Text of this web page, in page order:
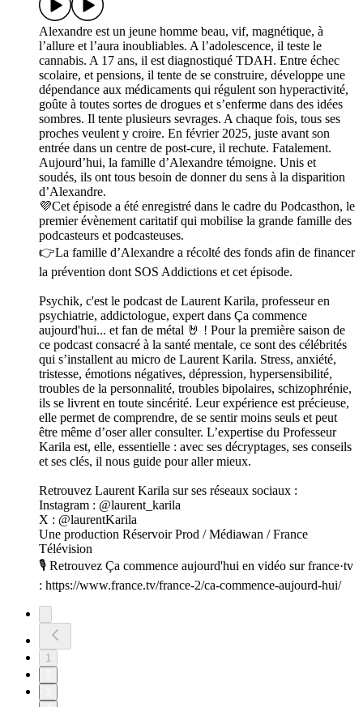
Alexandre est un jeune homme beau, vif, magnétique, à
l’allure et l’aura inoubliables. A l’adolescence, il teste le
cannabis. A 17 ans, il est diagnostiqué TDAH. Entre échec
scolaire, et pensions, il tente de se construire, développe une
dépendance aux médicaments qui régulent son hyperactivité,
goûte à toutes sortes de drogues et s’enferme dans des idées
sombres. Il tente plusieurs sevrages. A chaque fois, tous ses
proches veulent y croire. En février 2025, juste avant son
entrée dans un centre de post-cure, il rechute. Fatalement.
Aujourd’hui, la famille d’Alexandre témoigne. Unis et
soudés, ils ont tous besoin de donner du sens à la disparition
d’Alexandre.
💜Cet épisode a été enregistré dans le cadre du Podcasthon, le
premier évènement caritatif qui mobilise la grande famille des
podcasteurs et podcasteuses.
👉La famille d’Alexandre a récolté des fonds afin de financer
la prévention dont SOS Addictions et cet épisode.
Psychik, c'est le podcast de Laurent Karila, professeur en
psychiatrie, addictologue, expert dans Ça commence
aujourd'hui... et fan de métal 🤘 ! Pour la première saison de
ce podcast consacré à la santé mentale, ce sont des célébrités
qui s’installent au micro de Laurent Karila. Stress, anxiété,
tristesse, émotions négatives, dépression, hypersensibilité,
troubles de la personnalité, troubles bipolaires, schizophrénie,
ils se livrent en toute sincérité. Leur expérience est précieuse,
elle permet de comprendre, de se sentir moins seuls et peut
être même d’oser aller consulter. L’expertise du Professeur
Karila est, elle, essentielle : avec ses décryptages, ses conseils
et ses clés, il nous guide pour aller mieux.
Retrouvez Laurent Karila sur ses réseaux sociaux :
Instagram : @laurent_karila
X : @laurentKarila
Une production Réservoir Prod / Médiawan / France
Télévision
🎙️ Retrouvez Ça commence aujourd'hui en vidéo sur france·tv
: https://www.france.tv/france-2/ca-commence-aujourd-hui/
1